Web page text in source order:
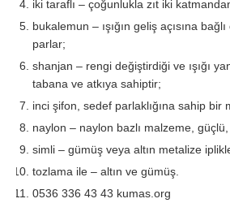
iki taraflı – çoğunlukla zıt iki
bukalemun – ışığın geliş açısına
parlar;
shanjan – rengi değiştirdiği ve ışığı
tabana ve atkıya sahiptir;
inci şifon, sedef parlaklığına sahip bir
naylon – naylon bazlı malzeme,
simli – gümüş veya altın metalize
tozlama ile – altın ve gümüş.
0536 336 43 43 kumas.org